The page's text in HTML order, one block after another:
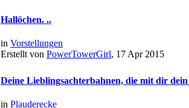
Hallöchen. ..
in Vorstellungen
Erstellt von PowerTowerGirl, 17 Apr 2015
Deine Lieblingsachterbahnen, die mit dir
in Plauderecke